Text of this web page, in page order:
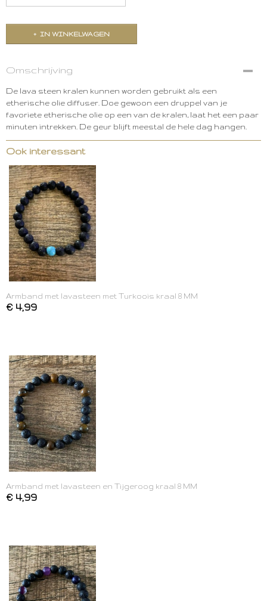
IN WINKELWAGEN
Omschrijving
De lava steen kralen kunnen worden gebruikt als een
etherische olie diffuser. Doe gewoon een druppel van je
favoriete etherische olie op een van de kralen, laat het een paar
minuten intrekken. De geur blijft meestal de hele dag hangen.
Ook interessant
Armband met lavasteen met Turkoois kraal 8 MM
€ 4,99
Armband met lavasteen en Tijgeroog kraal 8 MM
€ 4,99